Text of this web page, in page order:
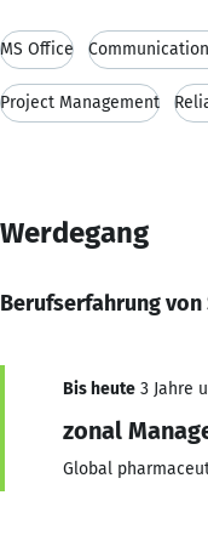
MS Office
Project Management
Werdegang
Berufserfahrung von
Bis heute 3 Jahre
zonal
Global